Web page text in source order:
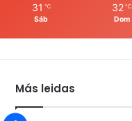
31 ℃
Sáb
32 ℃
Dom
Más leidas